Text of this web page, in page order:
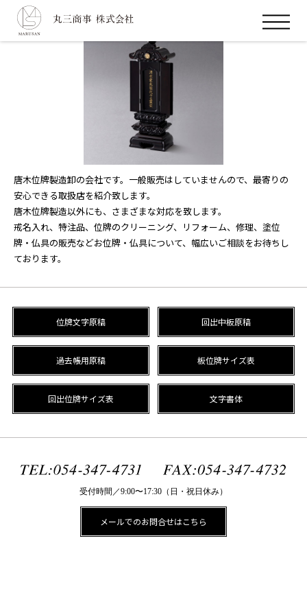
ホーム
お位牌
丸三商事の強み
会社案内
お問合せ
唐木位牌製造卸の会社です。一般販売はしていませんので、 最寄りの
安心できる取扱店を紹介致します。
唐木位牌製造以外にも、さまざまな対応を致します。
戒名入れ、特注品、位牌のクリーニング、リフォーム、修理、塗位
牌・仏具の販売などお位牌・仏具について、幅広いご相談をお待ちし
ております。
位牌文字原稿 回出中板原稿
過去帳用原稿 板位牌サイズ表
回出位牌サイズ表 文字書体
受付時間／9:00〜17:30（日・祝日休み）
メールでのお問合せはこちら